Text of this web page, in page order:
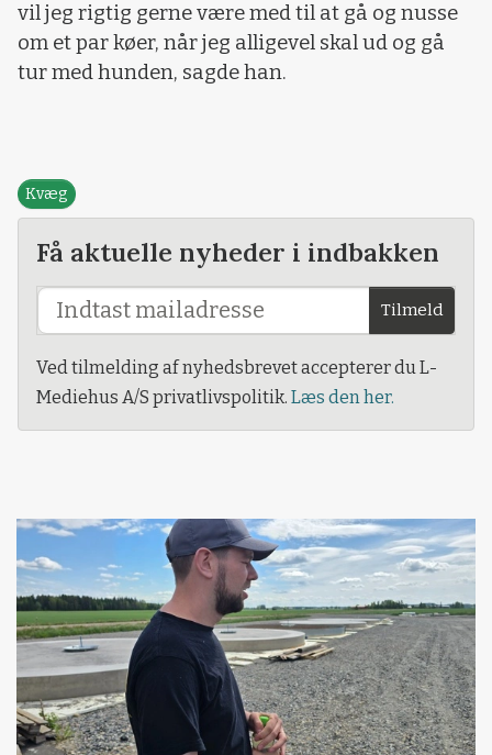
vil jeg rigtig gerne være med til at gå og nusse
om et par køer, når jeg alligevel skal ud og gå
tur med hunden, sagde han.
Kvæg
Få aktuelle nyheder i indbakken
Tilmeld
Ved tilmelding af nyhedsbrevet accepterer du L-
Mediehus A/S privatlivspolitik. Læs den her.